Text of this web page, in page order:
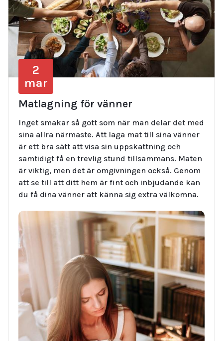
2
mar
Matlagning för vänner
Inget smakar så gott som när man delar det med
sina allra närmaste. Att laga mat till sina vänner
är ett bra sätt att visa sin uppskattning och
samtidigt få en trevlig stund tillsammans. Maten
är viktig, men det är omgivningen också. Genom
att se till att ditt hem är fint och inbjudande kan
du få dina vänner att känna sig extra välkomna.